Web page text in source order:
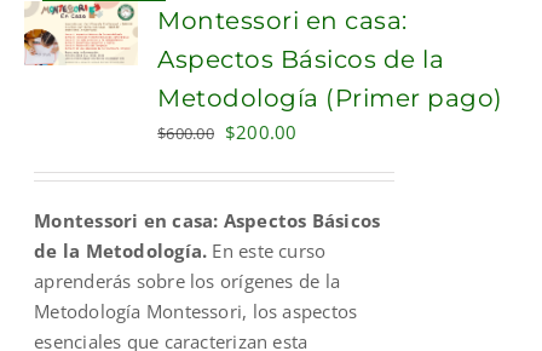
ADD TO
CART
Montessori en casa:
Aspectos Básicos de la
Metodología (Primer pago)
$600.00 Original
$600.00.
$200.00
$200.00.
Montessori en casa: Aspectos Básicos
de la Metodología. En este curso
aprenderás sobre los orígenes de la
Metodología Montessori, los aspectos
esenciales que caracterizan esta